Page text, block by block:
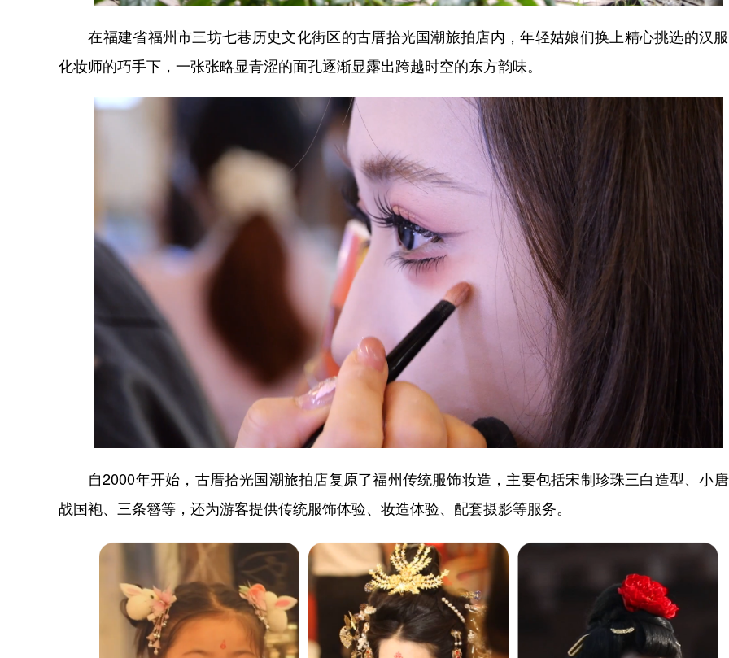
在福建省福州市三坊七巷历史文化街区的古厝拾光国潮旅拍店内，年轻姑娘们换上精心挑选的汉
化妆师的巧手下，一张张略显青涩的面孔逐渐显露出跨越时空的东方韵味。
自2000年开始，古厝拾光国潮旅拍店复原了福州传统服饰妆造，主要包括宋制珍珠三白造型、小
战国袍、三条簪等，还为游客提供传统服饰体验、妆造体验、配套摄影等服务。